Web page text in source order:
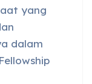
yang
dalam